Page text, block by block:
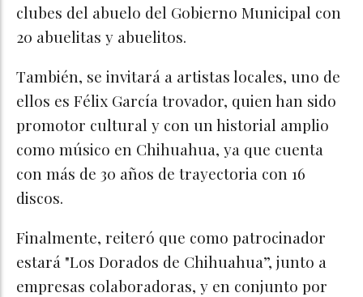
clubes del abuelo del Gobierno Municipal con
20 abuelitas y abuelitos.
También, se invitará a artistas locales, uno de
ellos es Félix García trovador, quien han sido
promotor cultural y con un historial amplio
como músico en Chihuahua, ya que cuenta
con más de 30 años de trayectoria con 16
discos.
Finalmente, reiteró que como patrocinador
estará "Los Dorados de Chihuahua”, junto a
empresas colaboradoras, y en conjunto por